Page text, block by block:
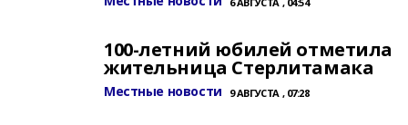
100-летний юбилей отметила
жительница Стерлитамака
Местные новости 9 АВГУСТА , 07:28